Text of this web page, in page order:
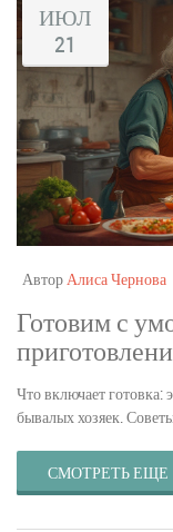
ИЮЛ
21
АвторАлиса Чернова
Готовим с
Что включает готовка:
бывалых хозяек.
СМОТРЕТЬ ЕЩЕ